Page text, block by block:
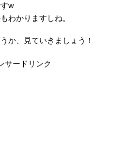
w
わかりますしね。
か、見ていきましょう！
サードリンク